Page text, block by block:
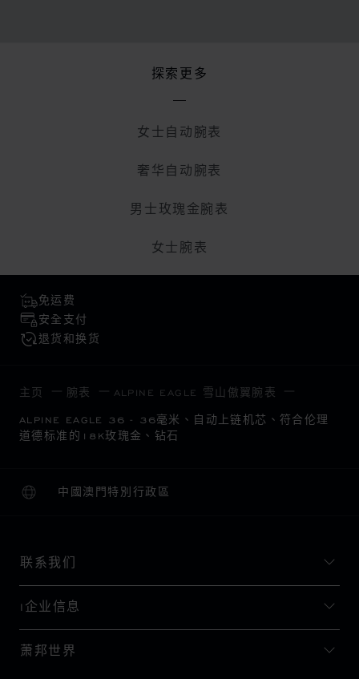
探索更多
女士自动腕表
奢华自动腕表
男士玫瑰金腕表
女士腕表
免运费
安全支付
退货和换货
主页 腕表 ALPINE EAGLE 雪山傲翼腕表
ALPINE EAGLE 36 - 36毫米、自动上链机芯、符合伦理
道德标准的18K玫瑰金、钻石
中國澳門特別行政區
本地化（更改国家/地区）
更改国家/地区
联系我们
I企业信息
萧邦世界